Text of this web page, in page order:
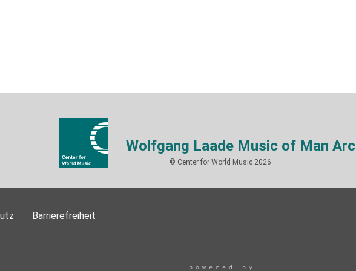
Wolfgang Laade Music of Man
© Center for World Music 2026
Barrierefreiheit